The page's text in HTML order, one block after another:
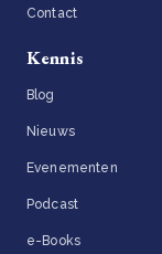
Contact
Kennis
Blog
Nieuws
Evenementen
Podcast
e-Books